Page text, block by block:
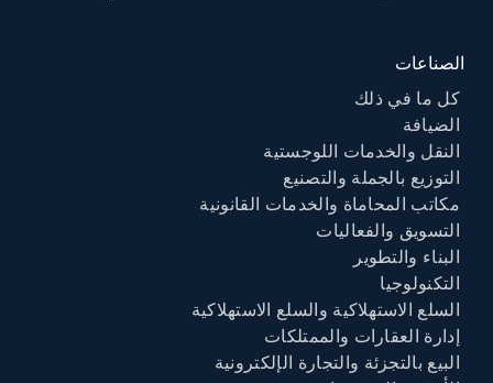
الصناعات
كل ما في ذلك
الضيافة
النقل والخدمات اللوجستية
التوزيع بالجملة والتصنيع
مكاتب المحاماة والخدمات القانونية
التسويق والفعاليات
البناء والتطوير
التكنولوجيا
السلع الاستهلاكية والسلع الاستهلاكية
إدارة العقارات والممتلكات
البيع بالتجزئة والتجارة الإلكترونية